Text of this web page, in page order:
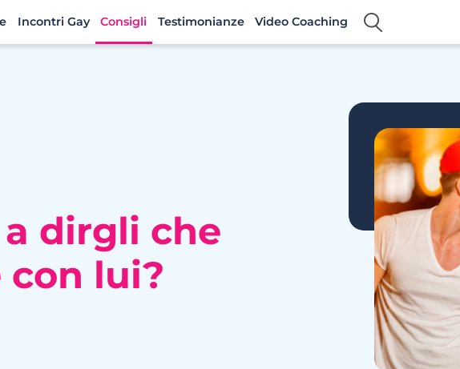
Incontri Gay Consigli Testimonianze Video Coaching
dirgli che
lui?